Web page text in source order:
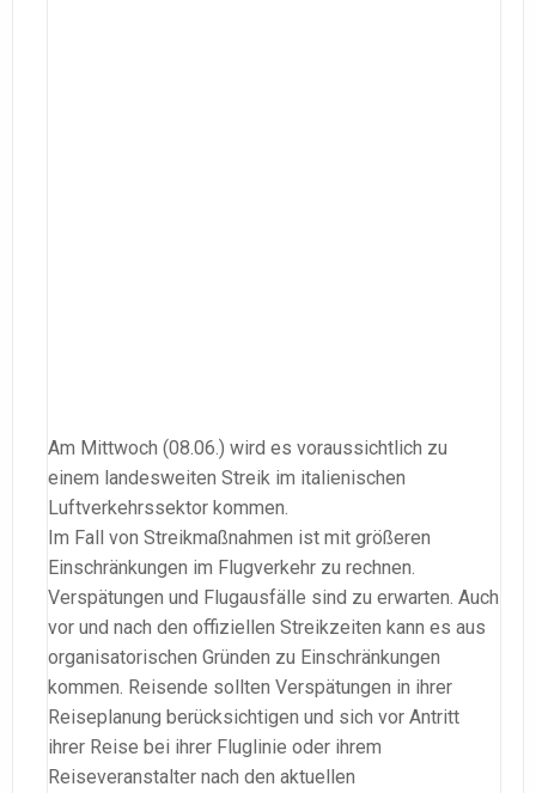
Am Mittwoch (08.06.) wird es voraussichtlich zu
einem landesweiten Streik im italienischen
Luftverkehrssektor kommen.
Im Fall von Streikmaßnahmen ist mit größeren
Einschränkungen im Flugverkehr zu rechnen.
Verspätungen und Flugausfälle sind zu erwarten. Auch
vor und nach den offiziellen Streikzeiten kann es aus
organisatorischen Gründen zu Einschränkungen
kommen. Reisende sollten Verspätungen in ihrer
Reiseplanung berücksichtigen und sich vor Antritt
ihrer Reise bei ihrer Fluglinie oder ihrem
Reiseveranstalter nach den aktuellen